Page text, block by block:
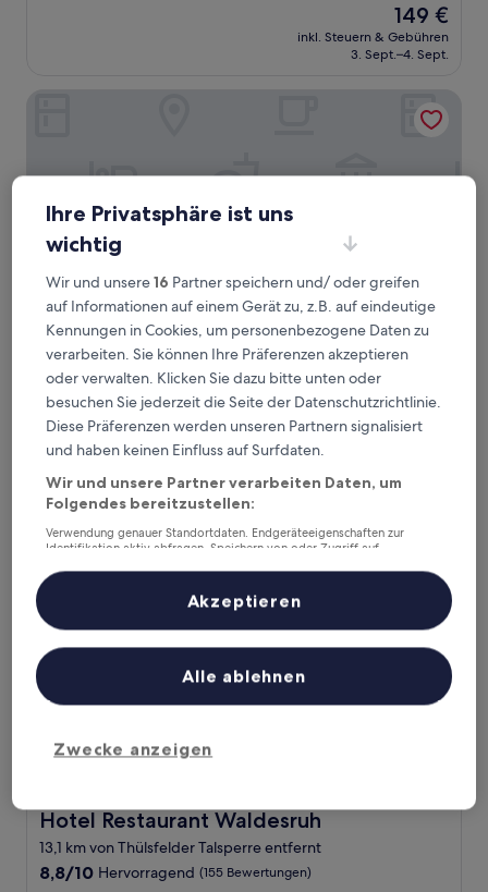
Der
Preis
beträgt
149 €
inkl. Steuern & Gebühren
3. Sept.–4. Sept.
Das Schokoladenhotel
Das Schokoladenhotel
4.0-
Sterne-
Unterkunft
37,5 km von Thülsfelder Talsperre entfernt
9.4
von
10,
Außergewöhnlich,
Bewertungen)
9,4/10 Außergewöhnlich
Preis
132 €
132 €
Hotel Restaurant Waldesruh
Hotel Restaurant Waldesruh
13,1 km von Thülsfelder Talsperre entfernt
8.8
8,8/10 Hervorragend (155 Bewertungen)
Ihre Privatsphäre ist uns
wichtig
Wir und unsere16 Partner speichern und/ oder greifen
auf Informationen auf einem Gerät zu, z.B. auf eindeutige
Kennungen in Cookies, um personenbezogene Daten zu
verarbeiten. Sie können Ihre Präferenzen akzeptieren
oder verwalten. Klicken Sie dazu bitte unten oder
besuchen Sie jederzeit die Seite der Datenschutzrichtlinie.
Diese Präferenzen werden unseren Partnern signalisiert
und haben keinen Einfluss auf Surfdaten.
Wir und unsere Partner verarbeiten Daten, um
Folgendes bereitzustellen:
Verwendung genauer Standortdaten. Endgeräteeigenschaften zur
Identifikation aktiv abfragen. Speichern von oder Zugriff auf
Inhalte, Messung von Werbeleistung und der Performance von Inhalten,
Zielgruppenforschung sowie Entwicklung und Verbesserung von
Liste der Partner (Lieferanten)
Zwecke anzeigen
Alle ablehnen
Akzeptieren